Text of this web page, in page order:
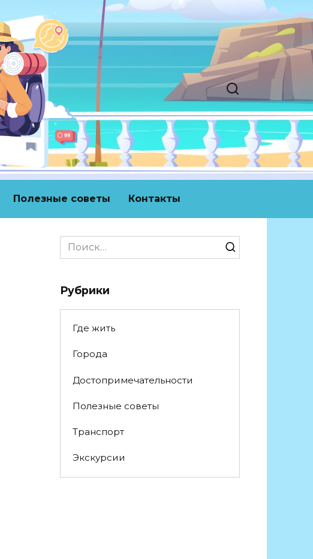
Полезные советы Контакты
Search
for:
Рубрики
Где жить
Города
Достопримечательности
Полезные советы
Транспорт
Экскурсии